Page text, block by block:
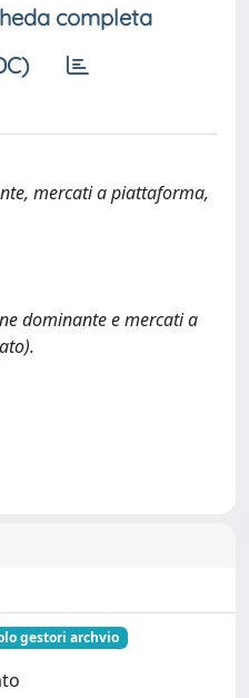
completa
mercati a piattaforma,
dominante e mercati a
gestori archvio